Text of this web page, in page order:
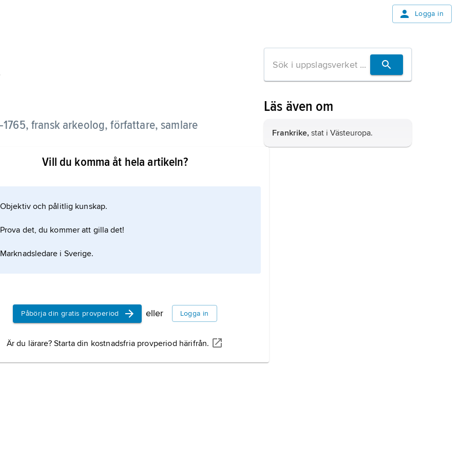
Logga in
fransk arkeolog, författare, samlare
och Troja, studerade den antika konsten och
med betydelse för konstens utveckling
romaines et gauloises
illustrationer som visar
Vill du komma åt hela artikeln?
Objektiv och pålitlig kunskap.
Prova det, du kommer att gilla det!
Marknadsledare i Sverige.
Påbörja din gratis provperiod eller Logga in
Är du lärare? Starta din kostnadsfria provperiod härifrån.
Läs även om
Frankrike, stat i Västeuropa.